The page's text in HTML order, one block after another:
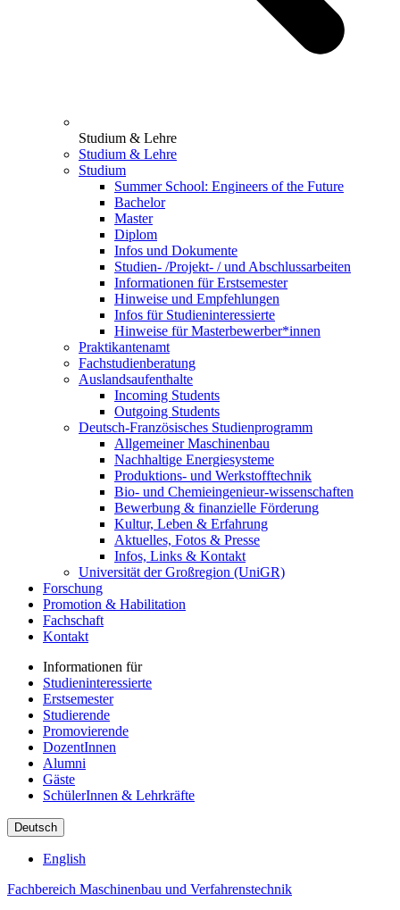
Studium & Lehre
Studium & Lehre
Studium
Summer School: Engineers of the Future
Bachelor
Master
Diplom
Infos und Dokumente
Studien- /Projekt- / und Abschlussarbeiten
Informationen für Erstsemester
Hinweise und Empfehlungen
Infos für Studieninteressierte
Hinweise für Masterbewerber*innen
Praktikantenamt
Fachstudienberatung
Auslandsaufenthalte
Incoming Students
Outgoing Students
Deutsch-Französisches Studienprogramm
Allgemeiner Maschinenbau
Nachhaltige Energiesysteme
Produktions- und Werkstofftechnik
Bio- und Chemieingenieur-wissenschaften
Bewerbung & finanzielle Förderung
Kultur, Leben & Erfahrung
Aktuelles, Fotos & Presse
Infos, Links & Kontakt
Universität der Großregion (UniGR)
Forschung
Promotion & Habilitation
Fachschaft
Kontakt
Informationen für
Studieninteressierte
Erstsemester
Studierende
Promovierende
DozentInnen
Alumni
Gäste
SchülerInnen & Lehrkräfte
Deutsch
English
Fachbereich Maschinenbau und Verfahrenstechnik